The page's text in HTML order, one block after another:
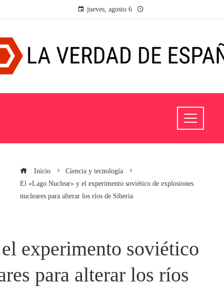
jueves, agosto 6
Inicio
Ciencia y tecnología
El «Lago Nuclear» y el experimento soviético de explosiones
nucleares para alterar los ríos de Siberia
experimento soviético
para alterar los ríos